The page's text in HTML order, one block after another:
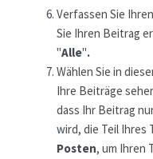
Verfassen Sie
Sie Ihren Beitrag
"Alle".
Wählen Sie in
Ihre Beiträge
dass Ihr Beitrag
wird, die Teil Ihres
Posten, um Ihren